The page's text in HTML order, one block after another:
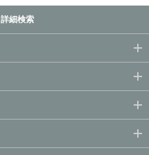
詳細検索